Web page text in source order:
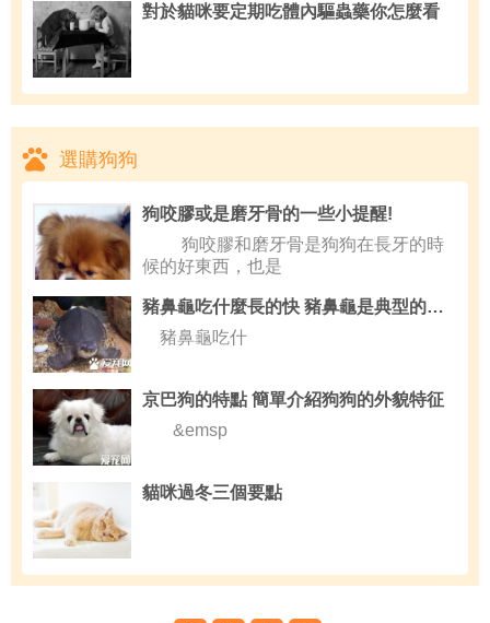
對於貓咪要定期吃體內驅蟲藥你怎麼看
選購狗狗
狗咬膠或是磨牙骨的一些小提醒!
狗咬膠和磨牙骨是狗狗在長牙的時
候的好東西，也是
豬鼻龜吃什麼長的快 豬鼻龜是典型的雜食動物
豬鼻龜吃什
京巴狗的特點 簡單介紹狗狗的外貌特征
&emsp
貓咪過冬三個要點